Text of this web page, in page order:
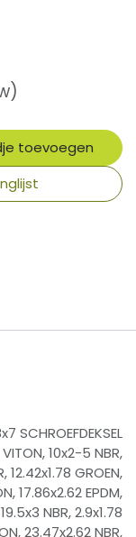
toevoegen
SCHROEFDEKSEL
,10x2-5 NBR,
,12.42x1.78 GROEN,
,17.86x2.62 EPDM,
19.5x3 NBR,2.9x1.78
,23.47x2.62 NBR,